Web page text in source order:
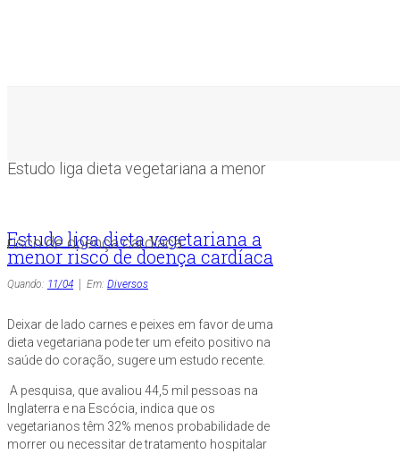
Estudo liga dieta vegetariana a menor
risco de doença cardíaca
Estudo liga dieta vegetariana a
menor risco de doença cardíaca
Quando: 11/04 Em: Diversos
Deixar de lado carnes e peixes em favor de uma
dieta vegetariana pode ter um efeito positivo na
saúde do coração, sugere um estudo recente.
A pesquisa, que avaliou 44,5 mil pessoas na
Inglaterra e na Escócia, indica que os
vegetarianos têm 32% menos probabilidade de
morrer ou necessitar de tratamento hospitalar